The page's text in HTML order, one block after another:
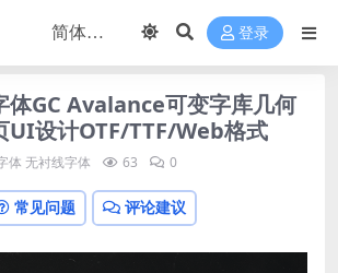
登录
体GC Avalance可变字库几何
UI设计OTF/TTF/Web格式
体 无衬线字体 63 0
常见问题 评论建议